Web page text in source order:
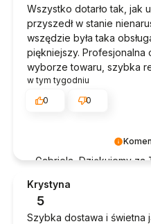
Gabriela, Dziękujemy za
doświadczeniem.
takich klientów. Z
Wszystko dotarło tak, jak
przyszedł w stanie
wszędzie była taka
piękniejszy. Profesjonalna
wyborze towaru, szybka
w tym tygodniu
0
0
Krystyna
5
Szybka dostawa i świetna